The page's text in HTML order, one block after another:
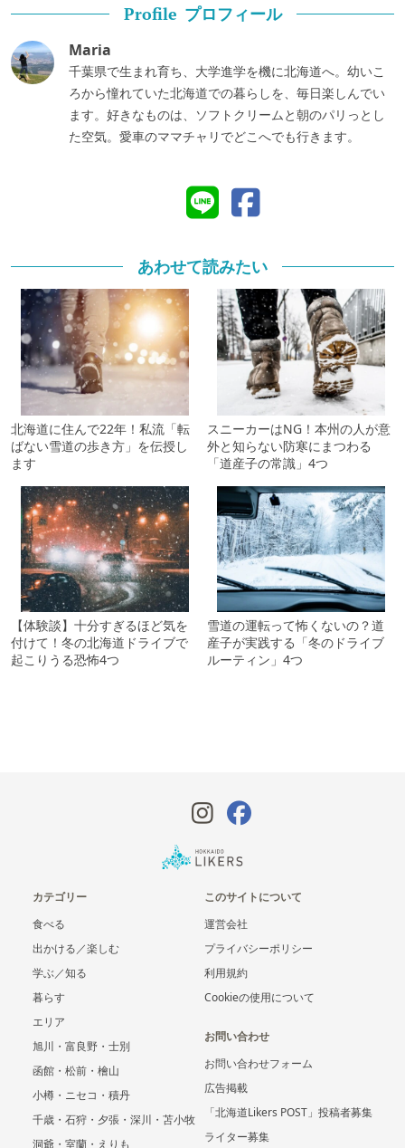
Profile プロフィール
Maria
千葉県で生まれ育ち、大学進学を機に北海道へ。幼いこ
ろから憧れていた北海道での暮らしを、毎日楽しんでい
ます。好きなものは、ソフトクリームと朝のパリっとし
た空気。愛車のママチャリでどこへでも行きます。
あわせて読みたい
北海道に住んで22年！私流「転
ばない雪道の歩き方」を伝授し
ます
スニーカーはNG！本州の人が意
外と知らない防寒にまつわる
「道産子の常識」4つ
【体験談】十分すぎるほど気を
付けて！冬の北海道ドライブで
起こりうる恐怖4つ
雪道の運転って怖くないの？道
産子が実践する「冬のドライブ
ルーティン」4つ
カテゴリー
食べる
出かける／楽しむ
学ぶ／知る
暮らす
エリア
旭川・富良野・士別
函館・松前・檜山
小樽・ニセコ・積丹
千歳・石狩・夕張・深川・苫小牧
洞爺・室蘭・えりも
このサイトについて
運営会社
プライバシーポリシー
利用規約
Cookieの使用について
お問い合わせ
お問い合わせフォーム
広告掲載
「北海道Likers POST」投稿者募集
ライター募集